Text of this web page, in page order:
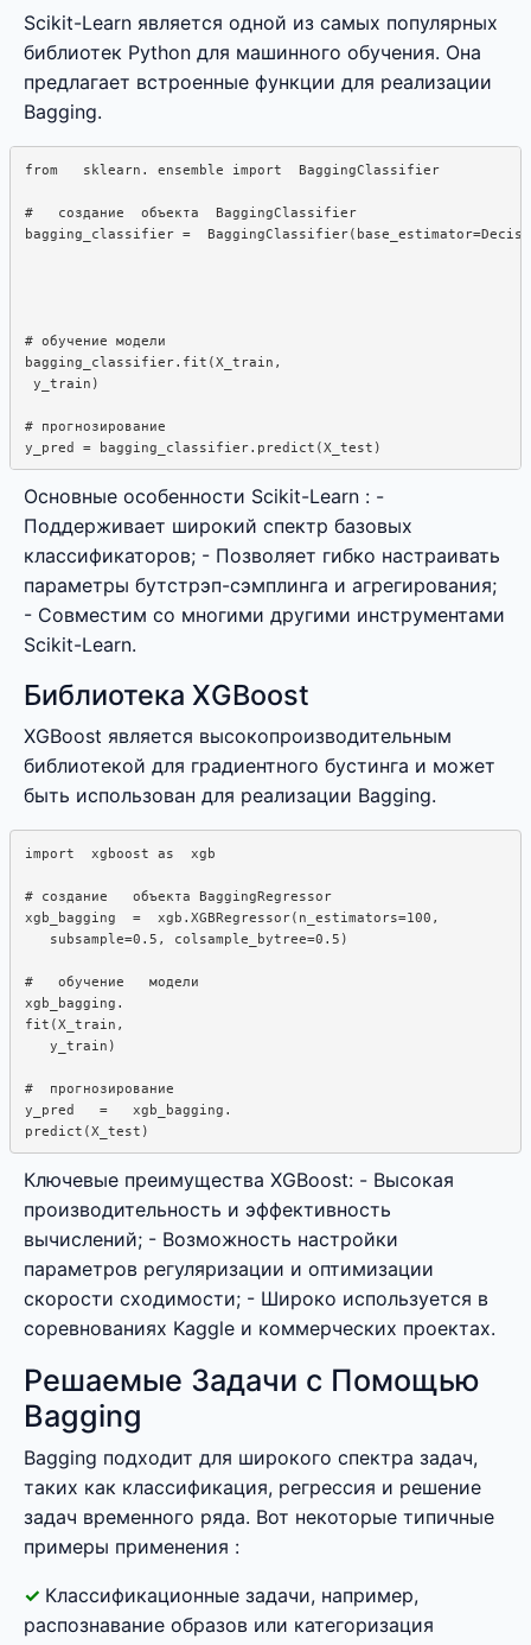
Scikit-Learn является одной из самых популярных
библиотек Python для машинного обучения. Она
предлагает встроенные функции для реализации
Bagging.
from   sklearn. ensemble import  BaggingClassifier
#   создание  объекта  BaggingClassifier
bagging_classifier =
# обучение модели
bagging_classifier.fit(X_train,
y_train)
# прогнозирование
Основные особенности Scikit-Learn : -
Поддерживает широкий спектр базовых
классификаторов; - Позволяет гибко настраивать
параметры бутстрэп-сэмплинга и агрегирования;
- Совместим со многими другими инструментами
Scikit-Learn.
Библиотека XGBoost
XGBoost является высокопроизводительным
библиотекой для градиентного бустинга и может
быть использован для реализации Bagging.
import  xgboost as  xgb
# создание   объекта BaggingRegressor
xgb_bagging  =  xgb.XGBRegressor(n_estimators=100,
   subsample=0.5, colsample_bytree=0.5)
#   обучение   модели
xgb_bagging.
fit(X_train,
   y_train)
#  прогнозирование
y_pred   =   xgb_bagging.
Ключевые преимущества XGBoost: - Высокая
производительность и эффективность
вычислений; - Возможность настройки
параметров регуляризации и оптимизации
скорости сходимости; - Широко используется в
соревнованиях Kaggle и коммерческих проектах.
Решаемые Задачи с Помощью
Bagging
Bagging подходит для широкого спектра задач,
таких как классификация, регрессия и решение
задач временного ряда. Вот некоторые типичные
примеры применения :
Классификационные задачи, например,
распознавание образов или категоризация